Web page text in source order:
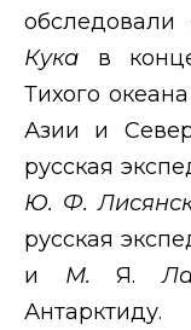
Кука в
Тихого
Азии и
русская
Ю. Ф.
русская
и М.Я.